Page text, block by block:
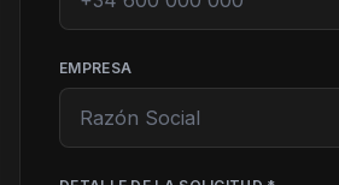
EMPRESA